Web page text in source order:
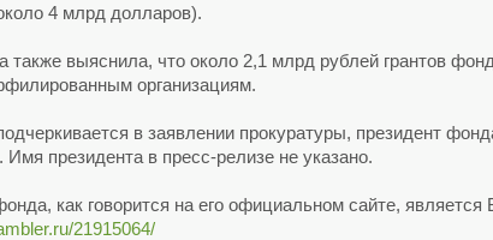
4 млрд долларов).
также выяснила, что около 2,1 млрд рублей грантов
организациям.
в заявлении прокуратуры, президент
Имя президента в пресс-релизе не указано.
как говорится на его официальном сайте, является
21915064/